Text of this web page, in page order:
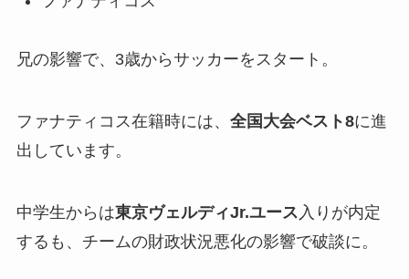
兄の影響で、3歳からサッカーをスタート。
ファナティコス在籍時には、 全国大会ベスト8に進
出しています。
中学生からは東京ヴェルディJr.ユース入りが内定
するも、チームの財政状況悪化の影響で破談に。